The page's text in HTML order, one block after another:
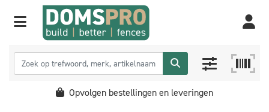
Opvolgen bestellingen en leveringen